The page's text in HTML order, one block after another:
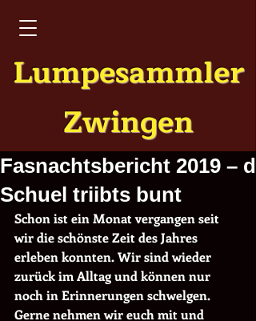
Lumpesammler
Zwingen
Fasnachtsbericht 2019 – d
Schuel triibts bunt
Schon ist ein Monat vergangen seit
wir die schönste Zeit des Jahres
erleben konnten. Wir sind wieder
zurück im Alltag und können nur
noch in Erinnerungen schwelgen.
Gerne nehmen wir euch mit und